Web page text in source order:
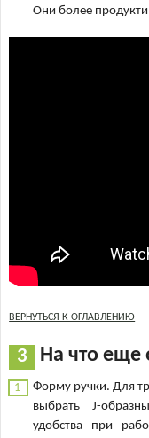
Они более
ВЕРНУТЬСЯ К ОГЛАВЛЕНИЮ
На что еще
Форму ручки. Для
выбрать J-
удобства при